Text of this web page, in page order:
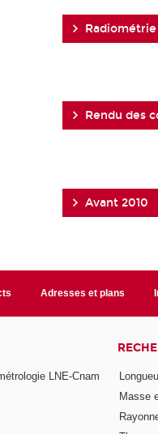
Rendu des
Avant 2010
Adresses et plans
LNE-Cnam
Masse